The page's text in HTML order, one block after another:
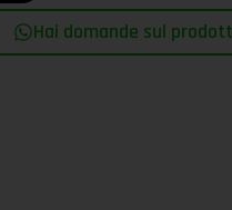
Hai domande sul